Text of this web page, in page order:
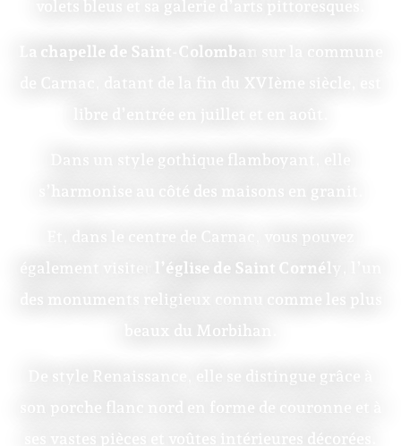
La chapelle de Saint-Colomban
sur la commune
Dans un style gothique flamboyant, elle
également visiter
l’église de Saint Cornély
des monuments religieux connu comme les plus
beaux du Morbihan.
De style Renaissance, elle se distingue grâce à